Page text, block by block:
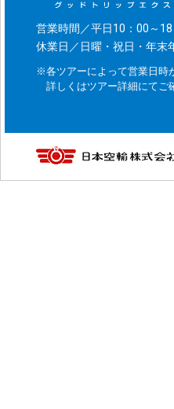
営業時間／平日10：00～
休業日／日曜・祝日・年末
※各ツアーによって営業日時
詳しくはツアー詳細にてご